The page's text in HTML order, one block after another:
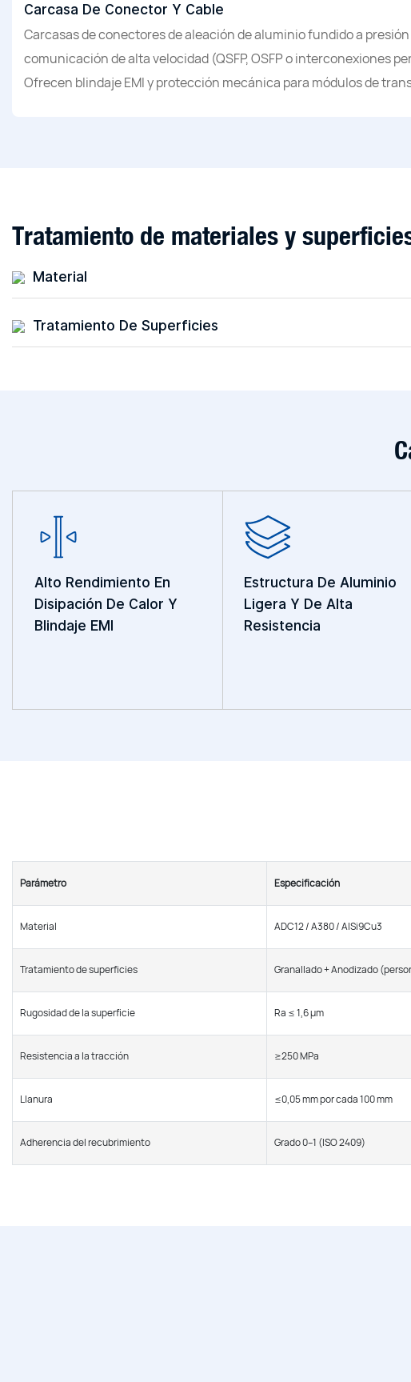
Carcasa De Conector Y Cable
Carcasas de conectores de aleación de aluminio fundido a
comunicación de alta velocidad (QSFP, OSFP o interconexiones
Ofrecen blindaje EMI y protección mecánica para módulos de
Tratamiento de materiales y
Material
Tratamiento De Superficies
Alto Rendimiento En
Disipación De Calor Y
Blindaje EMI
Estructura De Aluminio
Ligera Y De Alta
Resistencia
Parámetro Especificación
Material ADC12 / A380 / AlSi9Cu3
Tratamiento de superficies Granallado + Anodizado
Rugosidad de la superficie Ra ≤ 1,6 μm
Resistencia a la tracción ≥250 MPa
Llanura ≤0,05 mm por cada 100 mm
Adherencia del recubrimiento Grado 0–1 (ISO 2409)